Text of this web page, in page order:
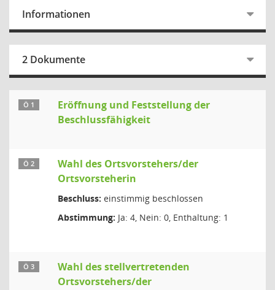
Informationen
2 Dokumente
Ö 1
Eröffnung und Feststellung der
Beschlussfähigkeit
Ö 2
Wahl des Ortsvorstehers/der
Ortsvorsteherin
Beschluss: einstimmig beschlossen
Abstimmung: Ja: 4, Nein: 0, Enthaltung: 1
Ö 3
Wahl des stellvertretenden
Ortsvorstehers/der